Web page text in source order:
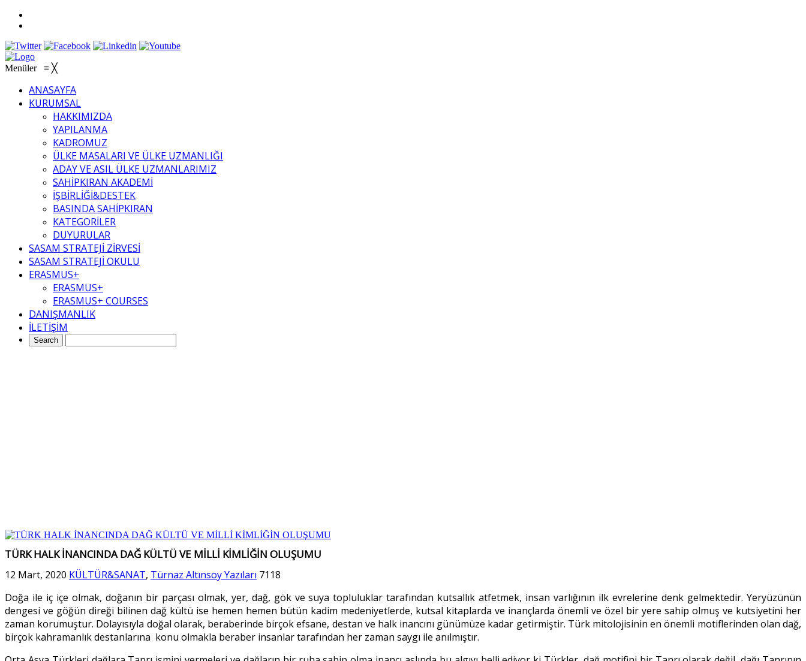
Menüler ≡ ╳
ANASAYFA
KURUMSAL
HAKKIMIZDA
YAPILANMA
KADROMUZ
ÜLKE MASALARI VE ÜLKE UZMANLIĞI
ADAY VE ASIL ÜLKE UZMANLARIMIZ
SAHİPKIRAN AKADEMİ
İŞBİRLİĞİ&DESTEK
BASINDA SAHİPKIRAN
KATEGORİLER
DUYURULAR
SASAM STRATEJİ ZİRVESİ
SASAM STRATEJİ OKULU
ERASMUS+
ERASMUS+
ERASMUS+ COURSES
DANIŞMANLIK
İLETİŞİM
TÜRK HALK İNANCINDA DAĞ KÜLTÜ VE MİLLİ KİMLİĞİN OLUŞUMU
12 Mart, 2020 KÜLTÜR&SANAT, Türnaz Altınsoy Yazıları 7118
Doğa ile iç içe olmak, doğanın bir parçası olmak, yer, dağ, gök ve suya topluluklar tarafından kutsallık atfetmek, insan varlığının ilk evrelerine denk gelmektedir. Yeryüzünün
dengesi ve göğün direği bilinen dağ kültü ise hemen hemen bütün kadim medeniyetlerde, kutsal kitaplarda ve inançlarda önemli ve özel bir yere sahip olmuş ve kutsiyetini her
zaman korumuştur. Dolayısıyla doğal olarak, beraberinde birçok efsane, destan ve halk inancını günümüze kadar getirmiştir. Türk mitolojisinin en önemli motiflerinden olan dağ,
birçok kahramanlık destanlarına konu olmakla beraber insanlar tarafından her zaman saygı ile anılmıştır.